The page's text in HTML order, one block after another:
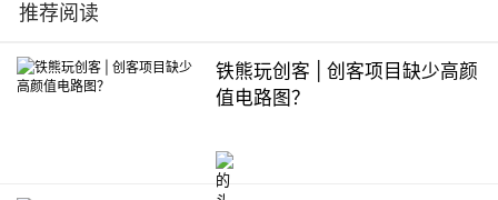
推荐阅读
铁熊玩创客 | 创客项目缺少高颜
值电路图？